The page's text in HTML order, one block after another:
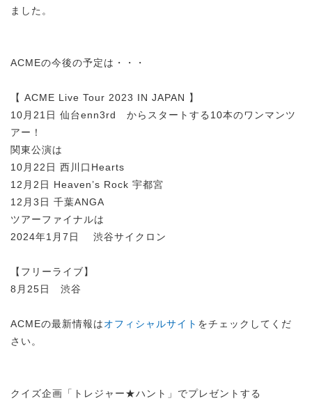
ました。
ACMEの今後の予定は・・・
【 ACME Live Tour 2023 IN JAPAN 】
10月21日 仙台enn3rd からスタートする10本のワンマンツ
アー！
関東公演は
10月22日 西川口Hearts
12月2日 Heaven’s Rock 宇都宮
12月3日 千葉ANGA
ツアーファイナルは
2024年1月7日 渋谷サイクロン
【フリーライブ】
8月25日 渋谷
ACMEの最新情報はオフィシャルサイト をチェックしてくだ
さい。
クイズ企画「トレジャー★ハント」でプレゼントする